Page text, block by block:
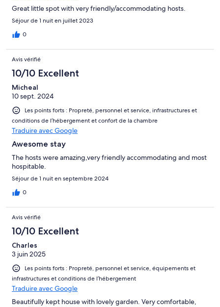
Great little spot with very friendly/accommodating hosts.
Séjour de 1 nuit en juillet 2023
0
Avis vérifié
10/10 Excellent
Micheal
10 sept. 2024
Les points forts : Propreté, personnel et service, infrastructures et
conditions de l’hébergement et confort de la chambre
Traduire avec Google
Awesome stay
The hosts were amazing,very friendly accommodating and most
hospitable.
Séjour de 1 nuit en septembre 2024
0
Avis vérifié
10/10 Excellent
Charles
3 juin 2025
Les points forts : Propreté, personnel et service, équipements et
infrastructures et conditions de l’hébergement
Traduire avec Google
Beautifully kept house with lovely garden. Very comfortable,